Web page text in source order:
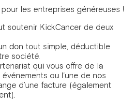
les entreprises généreuses !
soutenir KickCancer de deux
don tout simple, déductible
société.
qui vous offre de la
ou l’une de nos
d’une facture (également